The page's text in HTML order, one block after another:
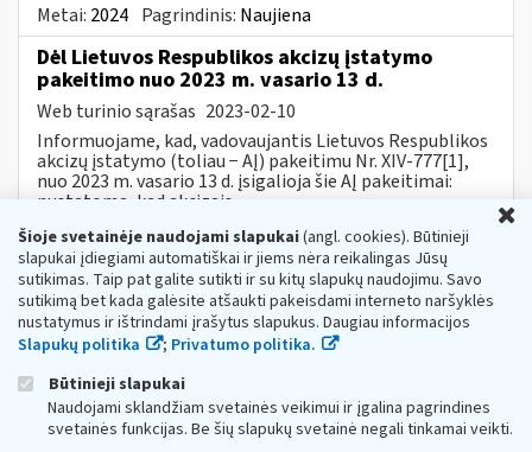
Metai: 2024 Pagrindinis: Naujiena
Dėl Lietuvos Respublikos akcizų įstatymo
pakeitimo nuo 2023 m. vasario 13 d.
Web turinio sąrašas 2023-02-10
Informuojame, kad, vadovaujantis Lietuvos Respublikos
akcizų įstatymo (toliau − AĮ) pakeitimu Nr. XIV-777[1],
nuo 2023 m. vasario 13 d. įsigalioja šie AĮ pakeitimai:
nustatoma, kad akcizais...
Metai:2023 Mokesčių įstatymų pakeitimai:MĮP 2021 »
Akcizų mokesčių pakeitimai nuo 2023 m.
Privalomojo sveikatos draudimo (toliau - PSD)
įmokos
Web turinio sąrašas 2020-02-27
Pagrindinis teisės aktas - Lietuvos Respublikos
sveikatos draudimo įstatymas (toliau – SDĮ). Mokesčio
mokėtojai - Fiziniai asmenys VMI iki 2015-12-31
administruoja:...
Šioje svetainėje naudojami slapukai(angl. cookies). Būtinieji
slapukai įdiegiami automatiškai ir jiems nėra reikalingas Jūsų
sutikimas. Taip pat galite sutikti ir su kitų slapukų naudojimu. Savo
sutikimą bet kada galėsite atšaukti pakeisdami interneto naršyklės
nustatymus ir ištrindami įrašytus slapukus. Daugiau informacijos
Slapukų politika
; Privatumo politika.
Būtinieji slapukai
Naudojami sklandžiam svetainės veikimui ir įgalina pagrindines
svetainės funkcijas. Be šių slapukų svetainė negali tinkamai veikti.